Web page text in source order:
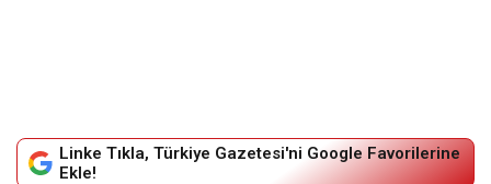
Linke Tıkla, Türkiye Gazetesi'ni Google Favorilerine
Ekle!